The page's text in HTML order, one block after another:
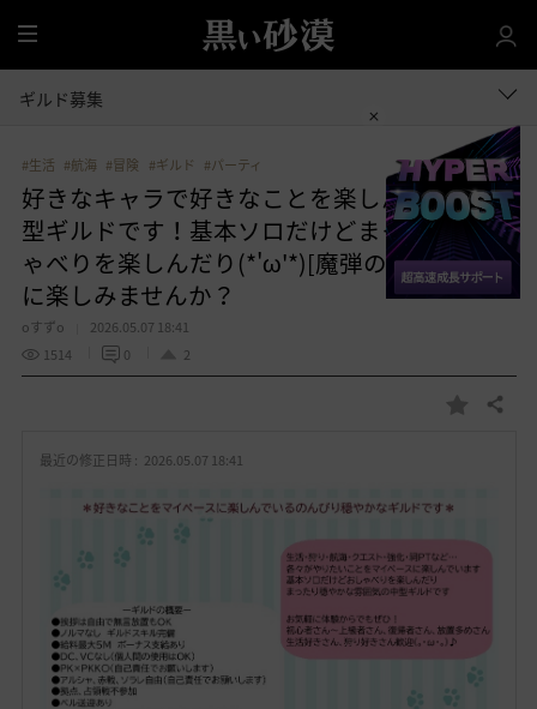
全
体
ギルド募集
#生活 #航海 #冒険 #ギルド #パーティ
好きなキャラで好きなことを楽しんでいる中
型ギルドです！基本ソロだけどまったりおし
ゃべりを楽しんだり(*'ω'*)[魔弾の射手]で一緒
に楽しみませんか？
oすずo
2026.05.07 18:41
1514
0 2
お 共有する
最近の修正日時 : 2026.05.07 18:41